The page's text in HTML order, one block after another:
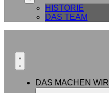
HISTORIE
DAS TEAM
DAS MACHEN WIR